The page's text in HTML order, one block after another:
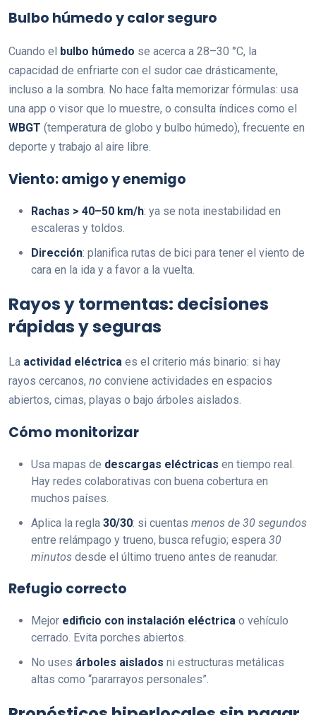
Bulbo húmedo y calor seguro
Cuando el bulbo húmedo se acerca a 28–30 °C, la
capacidad de enfriarte con el sudor cae drásticamente,
incluso a la sombra. No hace falta memorizar fórmulas: usa
una app o visor que lo muestre, o consulta índices como el
WBGT (temperatura de globo y bulbo húmedo), frecuente en
deporte y trabajo al aire libre.
Viento: amigo y enemigo
Rachas > 40–50 km/h: ya se nota inestabilidad en
escaleras y toldos.
Dirección: planifica rutas de bici para tener el viento de
cara en la ida y a favor a la vuelta.
Rayos y tormentas: decisiones
rápidas y seguras
La actividad eléctrica es el criterio más binario: si hay
rayos cercanos, no conviene actividades en espacios
abiertos, cimas, playas o bajo árboles aislados.
Cómo monitorizar
Usa mapas de descargas eléctricas en tiempo real.
Hay redes colaborativas con buena cobertura en
muchos países.
Aplica la regla 30/30: si cuentas menos de 30 segundos
entre relámpago y trueno, busca refugio; espera 30
minutos desde el último trueno antes de reanudar.
Refugio correcto
Mejor edificio con instalación eléctrica o vehículo
cerrado. Evita porches abiertos.
No uses árboles aislados ni estructuras metálicas
altas como “pararrayos personales”.